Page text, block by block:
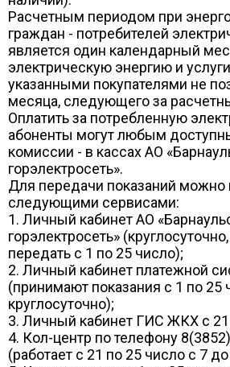
Расчетным периодом при
граждан - потребителей
является один календарный
электрическую энергию и
указанными покупателями не
месяца, следующего за
Оплатить за потребленную
абоненты могут любым
комиссии - в кассах АО
горэлектросеть».
Для передачи показаний можно
следующими сервисами:
1. Личный кабинет АО
горэлектросеть»
передать с 1 по 25 число);
2. Личный кабинет платежной
(принимают показания с 1 по 25
круглосуточно);
3. Личный кабинет ГИС ЖКХ с 21
4. Кол-центр по телефону
(работает с 21 по 25 число с 7